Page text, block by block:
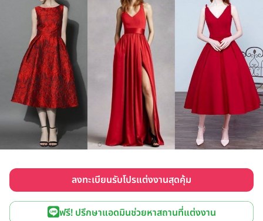
ลงทะเบียนรับโปรแต่งงานสุดคุ้ม
ฟรี! ปรึกษาแอดมินช่วยหาสถานที่แต่งงาน